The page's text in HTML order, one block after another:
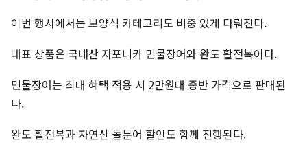
이번 행사에서는 보양식 카테고리도 비중 있게 다뤄진다.
대표 상품은 국내산 자포니카 민물장어와 완도 활전복이다.
민물장어는 최대 혜택 적용 시 2만원대 중반 가격으로 판매된
다.
완도 활전복과 자연산 돌문어 할인도 함께 진행된다.